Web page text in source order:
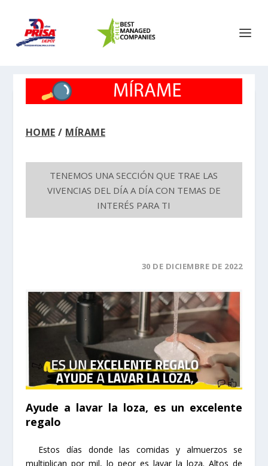
HOME / MÍRAME
TENEMOS UNA SECCIÓN QUE TRAE LAS
VIVENCIAS DEL DÍA A DÍA CON TEMAS DE
INTERÉS PARA TI
30 DE DICIEMBRE DE 2022
Ayude a lavar la loza, es un excelente
regalo
Estos días donde las comidas y almuerzos se
multiplican por mil, lo peor es lavar la loza. Altos de